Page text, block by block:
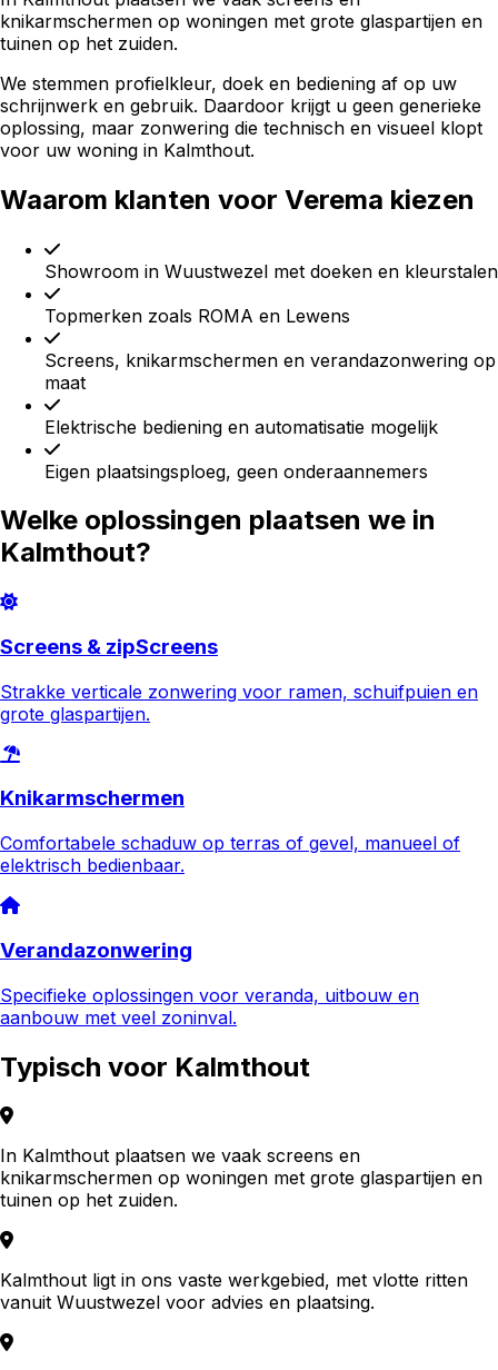
knikarmschermen op woningen met grote glaspartijen en
tuinen op het zuiden.
We stemmen profielkleur, doek en bediening af op uw
schrijnwerk en gebruik. Daardoor krijgt u geen generieke
oplossing, maar zonwering die technisch en visueel klopt
voor uw woning in Kalmthout.
Waarom klanten voor Verema kiezen
Showroom in Wuustwezel met doeken en kleurstalen
Topmerken zoals ROMA en Lewens
Screens, knikarmschermen en verandazonwering op
maat
Elektrische bediening en automatisatie mogelijk
Eigen plaatsingsploeg, geen onderaannemers
Welke oplossingen plaatsen we in
Kalmthout?
Screens & zipScreens
Strakke verticale zonwering voor ramen, schuifpuien en
grote glaspartijen.
Knikarmschermen
Comfortabele schaduw op terras of gevel, manueel of
elektrisch bedienbaar.
Verandazonwering
Specifieke oplossingen voor veranda, uitbouw en
aanbouw met veel zoninval.
Typisch voor Kalmthout
In Kalmthout plaatsen we vaak screens en
knikarmschermen op woningen met grote glaspartijen en
tuinen op het zuiden.
Kalmthout ligt in ons vaste werkgebied, met vlotte ritten
vanuit Wuustwezel voor advies en plaatsing.